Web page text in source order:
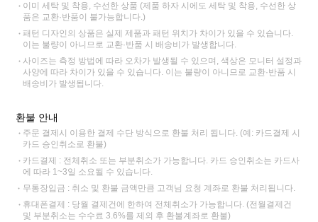
이미 세탁 및 착용, 수선한 상품 (제품 하자 시에도 세탁 및 착용, 수선한 상
품은 교환·반품이 불가능합니다.)
패턴 디자인의 상품은 실제 제품과 패턴 위치가 차이가 있을 수 있습니다.
이는 불량이 아니므로 교환·반품 시 배송비가 발생합니다.
사이즈는 측정 방법에 따라 오차가 발생될 수 있으며, 색상은 모니터 설정과
사양에 따라 차이가 있을 수 있습니다. 이는 불량이 아니므로 교환·반품 시
배송비가 발생됩니다.
환불 안내
주문 결제시 이용한 결제 수단 방식으로 환불 처리 됩니다. (예: 카드결제 시
카드 승인취소로 환불)
카드결제 : 전체취소 또는 부분취소가 가능합니다. 카드 승인취소는 카드사
에 따라 1~3일 소요될 수 있습니다.
무통장입금 : 취소 및 환불 금액만큼 고객님 요청 계좌로 환불 처리됩니다.
휴대폰결제 : 당월 결제건에 한하여 전체취소가 가능합니다. (전월결제건
및 부분취소는 수수료 3.6%를 제외 후 환불계좌로 환불)